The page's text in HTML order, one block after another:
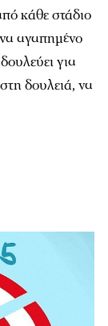
κάθε στάδιο
αγαπημένο
για
δουλειά, να